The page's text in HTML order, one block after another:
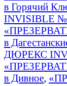
в Горячий
INVISIBLE
в
ДЮРЕКС
в Дивное,